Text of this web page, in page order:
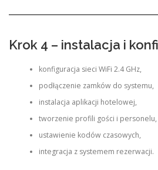
Krok 4 – instalacja i
konfiguracja sieci WiFi 2.4 GHz,
podłączenie zamków do systemu,
instalacja aplikacji hotelowej,
tworzenie profili gości i personelu,
ustawienie kodów czasowych,
integracja z systemem rezerwacji.